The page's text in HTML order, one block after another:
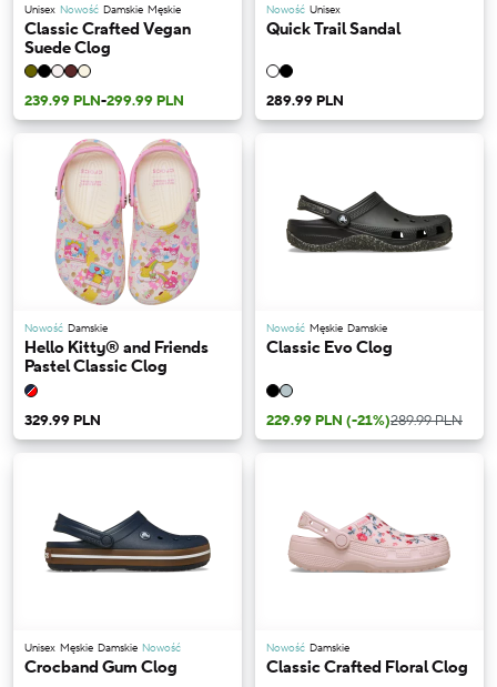
Unisex Nowość Damskie Męskie
Classic Crafted Vegan
Suede Clog
239.99 PLN-299.99 PLN
Nowość Unisex
Quick Trail Sandal
289.99 PLN
Nowość Damskie
Hello Kitty® and Friends
Pastel Classic Clog
329.99 PLN
Nowość Męskie Damskie
Classic Evo Clog
229.99 PLN (-21%)289.99 PLN
Unisex Męskie Damskie Nowość
Crocband Gum Clog
Nowość Damskie
Classic Crafted Floral Clog